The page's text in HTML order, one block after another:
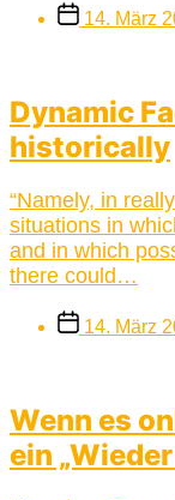
14. März
Dynamic
historically
“Namely, in
situations in
and in which
there could…
14. März
Wenn es
ein